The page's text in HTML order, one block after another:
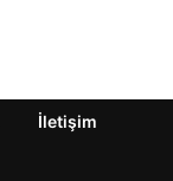
İletişim